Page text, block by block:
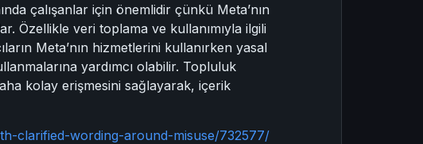
çalışanlar için önemlidir çünkü Meta’nın
Özellikle veri toplama ve kullanımıyla ilgili
Meta’nın hizmetlerini kullanırken yasal
yardımcı olabilir. Topluluk
kolay erişmesini sağlayarak, içerik
clarified-wording-around-misuse/732577/